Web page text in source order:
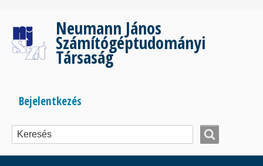
tartalomra
Neumann János
Számítógéptudományi
Társaság
Bejelentkezés
menüje
Bejelentkezés